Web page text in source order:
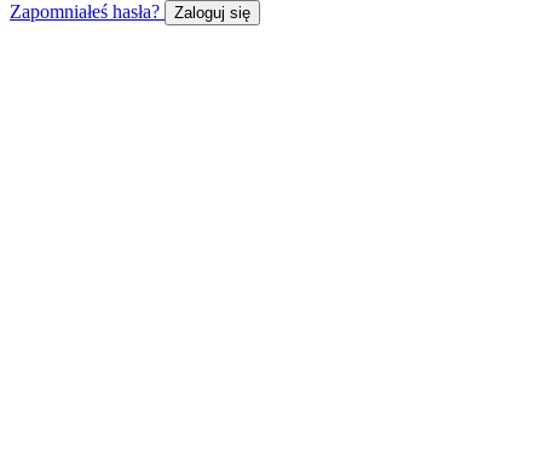
Zapomniałeś hasła?
Zaloguj się